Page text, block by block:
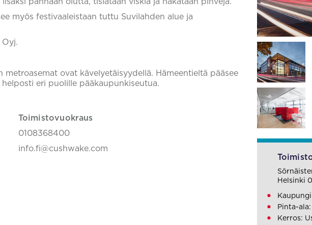
myös festivaaleistaan tuttu Suvilahden alue ja
Oyj.
metroasemat ovat kävelyetäisyydellä. Hämeentieltä pääsee
eri puolille pääkaupunkiseutua.
Toimistovuokraus
0108368400
info.fi@cushwake.com
Helsinki
Pinta-ala:
Kerros: